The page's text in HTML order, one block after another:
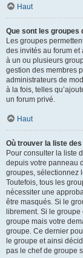
Haut
Que sont les groupes
Les groupes
des invités au forum
à un ou plusieurs
gestion des membres
administrateurs de
à la fois, telles
un forum privé.
Haut
Où trouver la liste
Pour consulter la liste
depuis votre panneau
groupes, sélectionnez
Toutefois, tous les
nécessiter une
être masqués. Si le
librement. Si le
groupe mais votre
groupe. Ce dernier
le groupe et ainsi
pas le chef de groupe